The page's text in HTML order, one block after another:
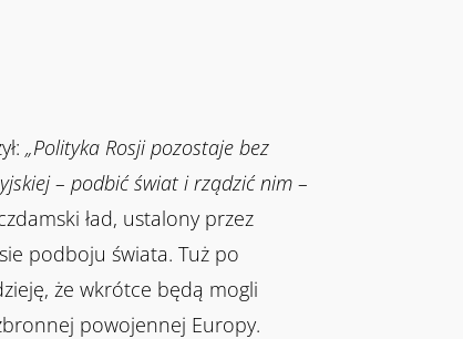
„Polityka Rosji pozostaje bez
– podbić świat i rządzić nim –
ład, ustalony przez
podboju świata. Tuż po
że wkrótce będą mogli
powojennej Europy.